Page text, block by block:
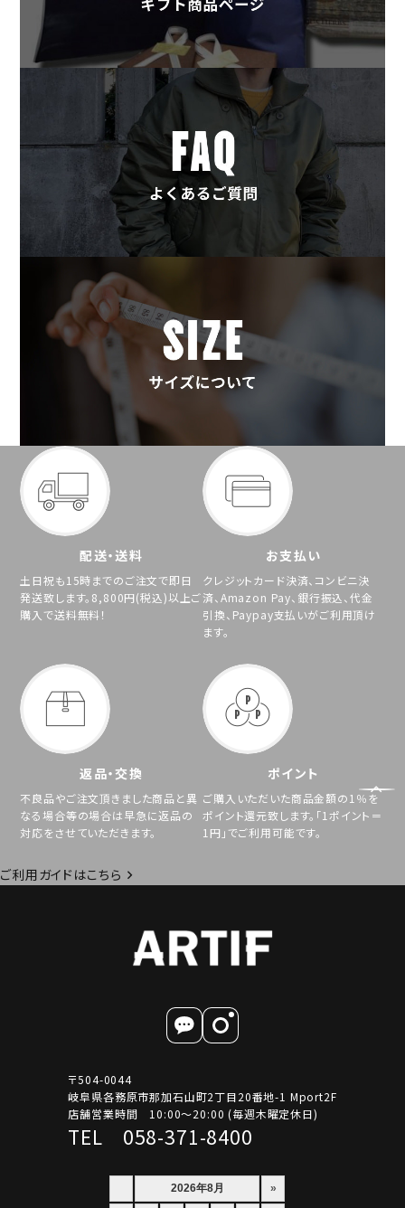
配送・送料
土日祝も15時までのご注文で即日
発送致します。8,800円(税込)以上ご
購入で送料無料！
お支払い
クレジットカード決済、コンビニ決
済、Amazon Pay、銀行振込、代金
引換、Paypay支払いがご利用頂け
ます。
返品・交換
不良品やご注文頂きました商品と異
なる場合等の場合は早急に返品の
対応をさせていただきます。
ポイント
ご購入いただいた商品金額の1％を
ポイント還元致します。「1ポイント＝
1円」でご利用可能です。
ご利用ガイドはこちら
〒504-0044
岐阜県各務原市那加石山町2丁目20番地-1 Mport2F
店舗営業時間 10:00～20:00 (毎週木曜定休日)
TEL 058-371-8400